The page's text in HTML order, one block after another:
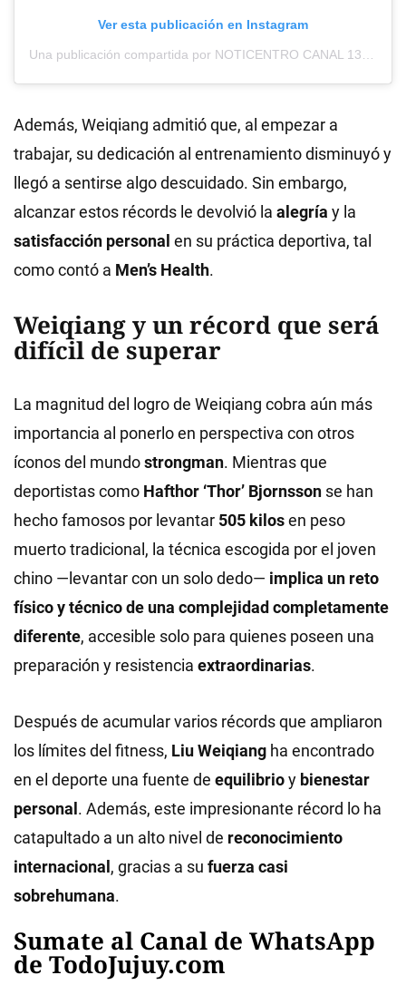
Ver esta publicación en Instagram
Además, Weiqiang admitió que, al empezar a
trabajar, su dedicación al entrenamiento disminuyó y
llegó a sentirse algo descuidado. Sin embargo,
alcanzar estos récords le devolvió la alegría y la
satisfacción personal en su práctica deportiva, tal
como contó a Men’s Health.
Weiqiang y un récord que será
difícil de superar
La magnitud del logro de Weiqiang cobra aún más
importancia al ponerlo en perspectiva con otros
íconos del mundostrongman. Mientras que
deportistas como Hafthor ‘Thor’ Bjornsson se han
hecho famosos por levantar 505 kilosen peso
muerto tradicional, la técnica escogida por el joven
chino —levantar con un solo dedo— implica un reto
físico y técnico de una complejidad completamente
diferente, accesible solo para quienes poseen una
preparación y resistencia extraordinarias.
Después de acumular varios récords que ampliaron
los límites del fitness, Liu Weiqiang ha encontrado
en el deporte una fuente de equilibrioy bienestar
personal. Además, este impresionante récord lo ha
catapultado a un alto nivel de reconocimiento
internacional, gracias a su fuerza casi
sobrehumana.
Sumate al Canal de WhatsApp
de TodoJujuy.com